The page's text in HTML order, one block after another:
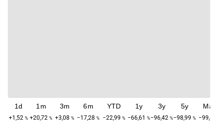
1d
+1,52 %
1m
+20,72 %
3m
+3,08 %
6m
−17,28 %
YTD
−22,99 %
1y
−66,61 %
3y
−96,42 %
5y
−98,99 %
Max
−99,48